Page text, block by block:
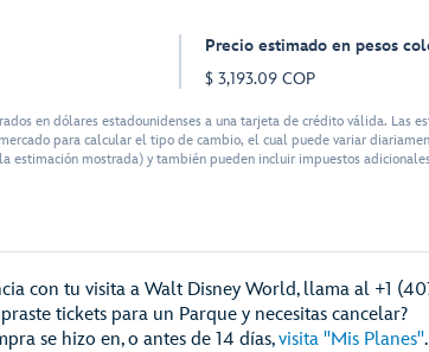
Precio estimado en pesos
$ 3,193.09 COP
en dólares estadounidenses a una tarjeta de crédito válida. Las
para calcular el tipo de cambio, el cual puede variar
mostrada) y también pueden incluir impuestos
con tu visita a Walt Disney World, llama al +1
tickets para un Parque y necesitas cancelar?
se hizo en, o antes de 14 días,visita "Mis Planes".